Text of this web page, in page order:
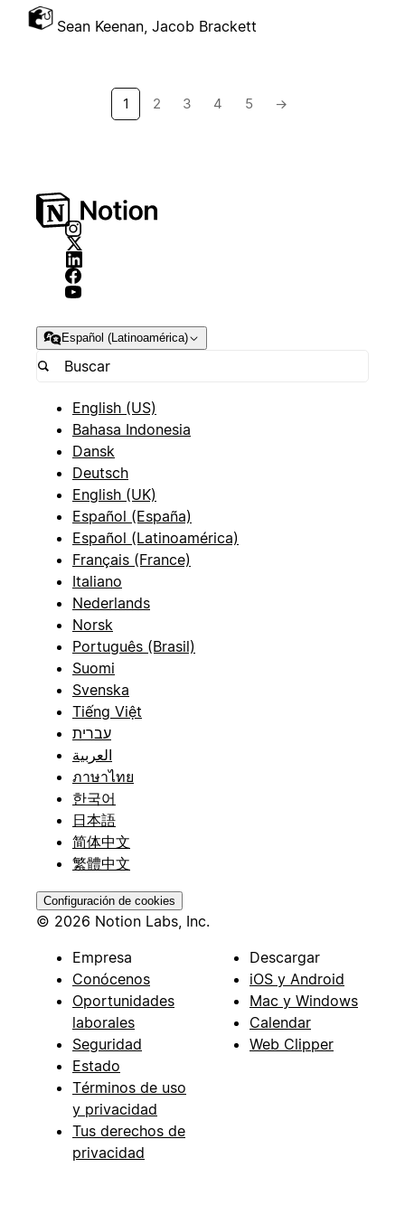
Sean Keenan, Jacob Brackett
1 2 3 4 5 →
Español (Latinoamérica)
English (US)
Bahasa Indonesia
Dansk
Deutsch
English (UK)
Español (España)
Español (Latinoamérica)
Français (France)
Italiano
Nederlands
Norsk
Português (Brasil)
Suomi
Svenska
Tiếng Việt
עברית
العربية
ภาษาไทย
한국어
日本語
简体中文
繁體中文
Configuración de cookies
© 2026 Notion Labs, Inc.
Empresa
Conócenos
Oportunidades
laborales
Seguridad
Estado
Términos de uso
y privacidad
Tus derechos de
privacidad
Descargar
iOS y Android
Mac y Windows
Calendar
Web Clipper